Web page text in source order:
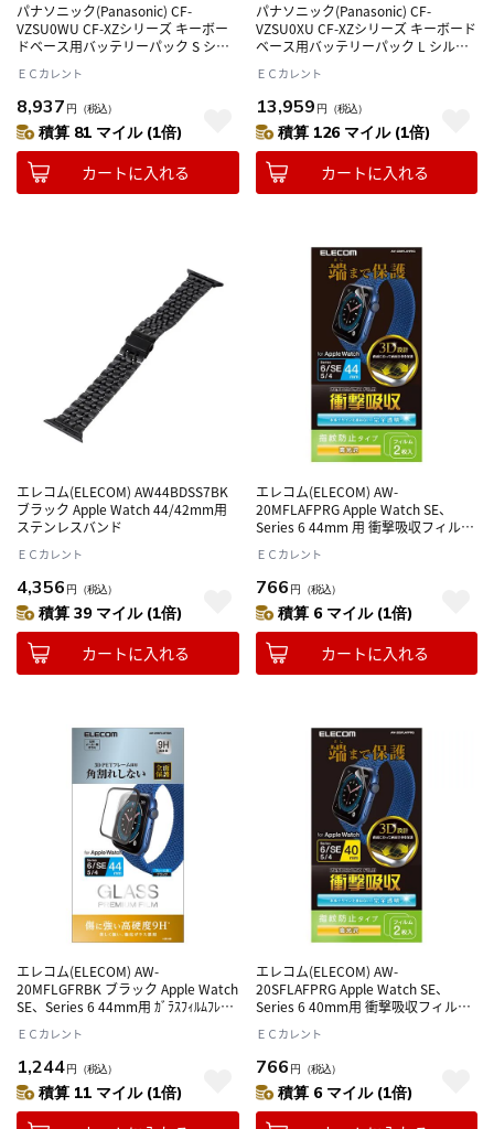
パナソニック(Panasonic) CF-
VZSU0WU CF-XZシリーズ キーボー
ドベース用バッテリーパック S シル
ＥＣカレント
8,937 円 （税込）
積算 81 マイル (1倍)
カートに入れる
パナソニック(Panasonic) CF-
VZSU0XU CF-XZシリーズ キーボード
ベース用バッテリーパック L シルバ
ＥＣカレント
13,959 円 （税込）
積算 126 マイル (1倍)
カートに入れる
エレコム(ELECOM) AW44BDSS7BK
ブラック Apple Watch 44/42mm用
ステンレスバンド
ＥＣカレント
4,356 円 （税込）
積算 39 マイル (1倍)
カートに入れる
エレコム(ELECOM) AW-
20MFLAFPRG Apple Watch SE、
Series 6 44mm 用 衝撃吸収フィルム
ＥＣカレント
766 円 （税込）
積算 6 マイル (1倍)
カートに入れる
エレコム(ELECOM) AW-
20MFLGFRBK ブラック Apple Watch
SE、Series 6 44mm用 ｶﾞﾗｽﾌｨﾙﾑﾌﾚｰﾑ
ＥＣカレント
1,244円 （税込）
積算 11 マイル (1倍)
エレコム(ELECOM) AW-
20SFLAFPRG Apple Watch SE、
Series 6 40mm用 衝撃吸収フィルム
ＥＣカレント
766 円 （税込）
積算 6 マイル (1倍)